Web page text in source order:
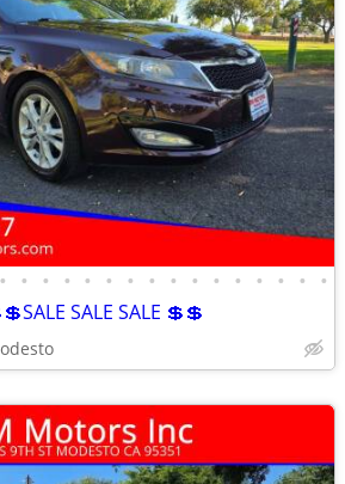
• • • • • • • • • • • • • • • •
SALE SALE 💲💲